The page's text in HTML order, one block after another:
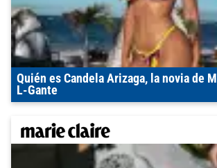
Quién es Candela Arizaga, la novia de
L-Gante